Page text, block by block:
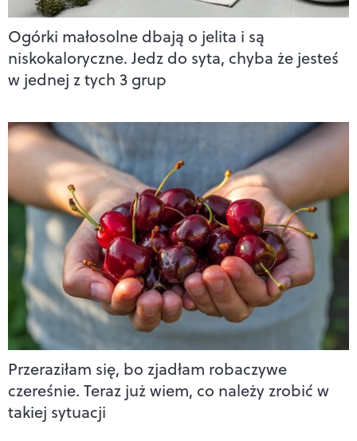
Ogórki małosolne dbają o jelita i są
niskokaloryczne. Jedz do syta, chyba że jesteś
w jednej z tych 3 grup
Przeraziłam się, bo zjadłam robaczywe
czereśnie. Teraz już wiem, co należy zrobić w
takiej sytuacji